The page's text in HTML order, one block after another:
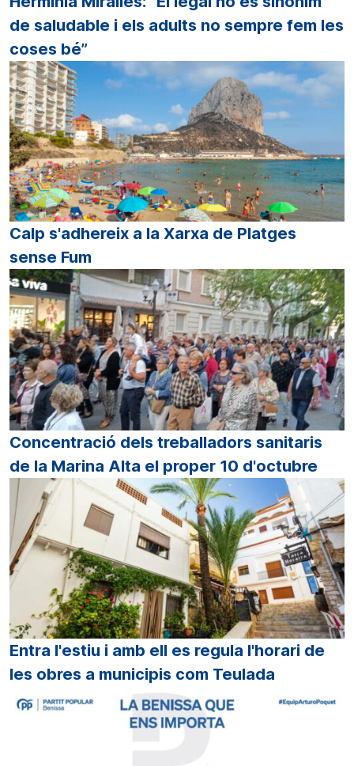
de saludable i els adults no sempre fem les
coses bé”
Calp s'adhereix a la Xarxa de Platges
sense Fum
Concentració dels treballadors sanitaris
de la Marina Alta el proper 10 d'octubre
Entra l'estiu i amb ell es regula l'horari de
les obres a municipis com Teulada